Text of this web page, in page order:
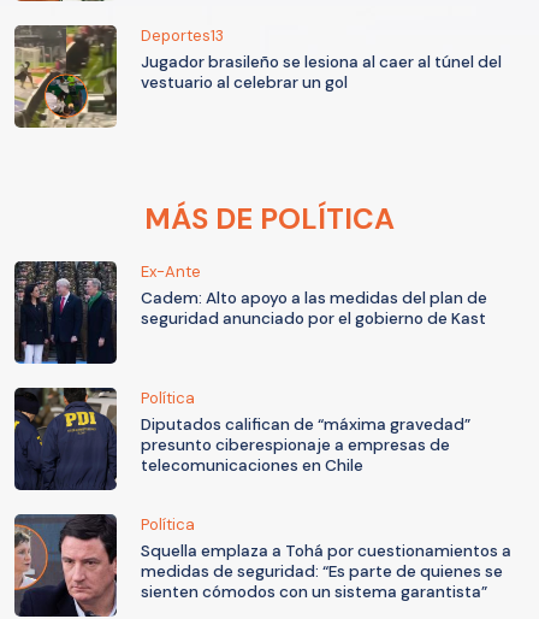
Deportes13
Jugador brasileño se lesiona al caer al túnel del
vestuario al celebrar un gol
MÁS DE POLÍTICA
Ex-Ante
Cadem: Alto apoyo a las medidas del plan de
seguridad anunciado por el gobierno de Kast
Política
Diputados califican de “máxima gravedad”
presunto ciberespionaje a empresas de
telecomunicaciones en Chile
Política
Squella emplaza a Tohá por cuestionamientos a
medidas de seguridad: “Es parte de quienes se
sienten cómodos con un sistema garantista”